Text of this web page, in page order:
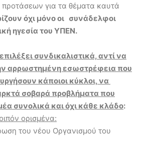
για τα θέματα καυτά
όχι μόνο οι συνάδελφοι
ηγεσία του ΥΠΕΝ.
συνδικαλιστικά, αντί να
αρρωστημένη εσωστρέφεια που
κάποιοι κύκλοι, να
σοβαρά προβλήματα που
συνολικά και όχι κάθε κλάδο:
ορισμένα:
του νέου Οργανισμού του